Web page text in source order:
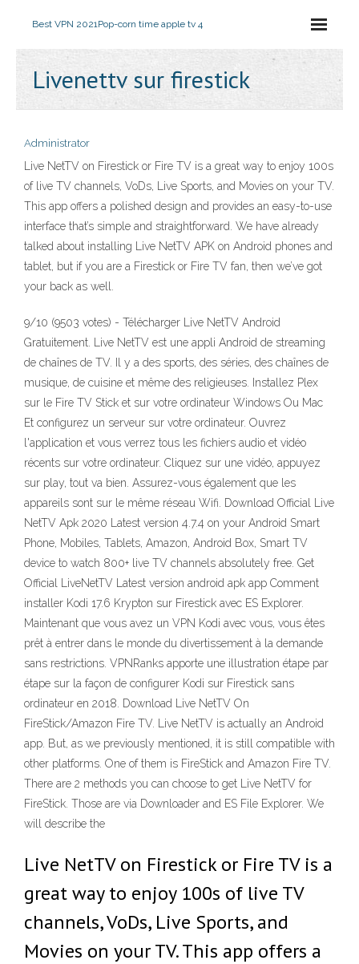
Best VPN 2021Pop-corn time apple tv 4
Livenettv sur firestick
Administrator
Live NetTV on Firestick or Fire TV is a great way to enjoy 100s
of live TV channels, VoDs, Live Sports, and Movies on your TV.
This app offers a polished design and provides an easy-to-use
interface that’s simple and straightforward. We have already
talked about installing Live NetTV APK on Android phones and
tablet, but if you are a Firestick or Fire TV fan, then we’ve got
your back as well.
9/10 (9503 votes) - Télécharger Live NetTV Android
Gratuitement. Live NetTV est une appli Android de streaming
de chaînes de TV. Il y a des sports, des séries, des chaînes de
musique, de cuisine et même des religieuses. Installez Plex
sur le Fire TV Stick et sur votre ordinateur Windows Ou Mac
Et configurez un serveur sur votre ordinateur. Ouvrez
l'application et vous verrez tous les fichiers audio et vidéo
récents sur votre ordinateur. Cliquez sur une vidéo, appuyez
sur play, tout va bien. Assurez-vous également que les
appareils sont sur le même réseau Wifi. Download Official Live
NetTV Apk 2020 Latest version 4.7.4 on your Android Smart
Phone, Mobiles, Tablets, Amazon, Android Box, Smart TV
device to watch 800+ live TV channels absolutely free. Get
Official LiveNetTV Latest version android apk app Comment
installer Kodi 17.6 Krypton sur Firestick avec ES Explorer.
Maintenant que vous avez un VPN Kodi avec vous, vous êtes
prêt à entrer dans le monde du divertissement à la demande
sans restrictions. VPNRanks apporte une illustration étape par
étape sur la façon de configurer Kodi sur Firestick sans
ordinateur en 2018. Download Live NetTV On
FireStick/Amazon Fire TV. Live NetTV is actually an Android
app. But, as we previously mentioned, it is still compatible with
other platforms. One of them is FireStick and Amazon Fire TV.
There are 2 methods you can choose to get Live NetTV for
FireStick. Those are via Downloader and ES File Explorer. We
will describe the
Live NetTV on Firestick or Fire TV is a
great way to enjoy 100s of live TV
channels, VoDs, Live Sports, and
Movies on your TV. This app offers a